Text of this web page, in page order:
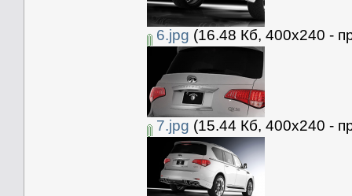
6.jpg (16.48 Кб, 400x240 -
7.jpg (15.44 Кб, 400x240 -